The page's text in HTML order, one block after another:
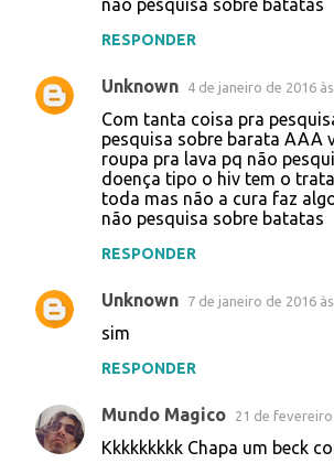
não pesquisa sobre batatas
RESPONDER
Unknown 4 de janeiro de 2016
Com tanta coisa pra
pesquisa sobre barata AAA
roupa pra lava pq não
doença tipo o hiv tem o
toda mas não a cura faz
não pesquisa sobre batatas
RESPONDER
Unknown 7 de janeiro de 2016
sim
RESPONDER
Mundo Magico 21 de fevereiro
Kkkkkkkkk Chapa um beck